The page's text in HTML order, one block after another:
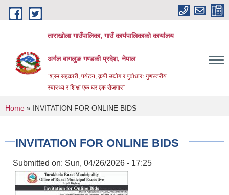
Skip to main content
ताराखोला गाउँपालिका, गाउँ कार्यपालिकाको कार्यालय
अर्गल बागलुङ गण्डकी प्रदेश, नेपाल
“श्रम सहकारी, पर्यटन, कृषी उद्योग र पुर्वाधारः गुणस्तरीय
स्वास्थ्य र शिक्षा एक घर एक रोजगार”
You are here
Home » INVITATION FOR ONLINE BIDS
INVITATION FOR ONLINE BIDS
Submitted on: Sun, 04/26/2026 - 17:25